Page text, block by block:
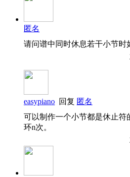
匿名
请问谱中同时休息若干小节时
easypiano 回复 匿名
可以制作一个小节都是休止符
环n次。